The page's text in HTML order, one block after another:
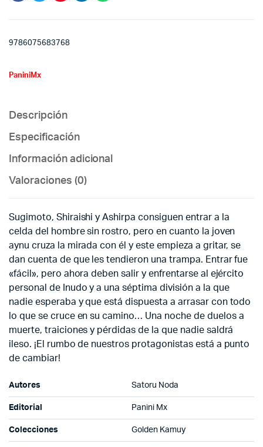
9786075683768
PaniniMx
Descripción
Especificación
Información adicional
Valoraciones (0)
Sugimoto, Shiraishi y Ashirpa consiguen entrar a la
celda del hombre sin rostro, pero en cuanto la joven
aynu cruza la mirada con él y este empieza a gritar, se
dan cuenta de que les tendieron una trampa. Entrar fue
«fácil», pero ahora deben salir y enfrentarse al ejército
personal de Inudo y a una séptima división a la que
nadie esperaba y que está dispuesta a arrasar con todo
lo que se cruce en su camino… Una noche de duelos a
muerte, traiciones y pérdidas de la que nadie saldrá
ileso. ¡El rumbo de nuestros protagonistas está a punto
de cambiar!
Autores Satoru Noda
Editorial Panini Mx
Colecciones Golden Kamuy